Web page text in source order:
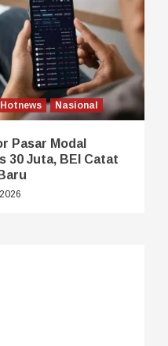
Hotnews Nasional
Pasar Modal
30 Juta, BEI Catat